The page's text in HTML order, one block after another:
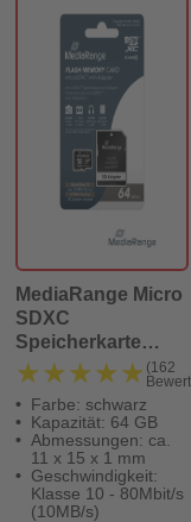
MediaRange Micro
SDXC
Speicherkarte
64GB Klasse 10
SD-Karten Adapter
★★★★★
★★★★★ (162
Farbe: schwarz
Kapazität: 64 GB
Abmessungen: ca.
11 x 15 x 1 mm
Geschwindigkeit:
Klasse 10 - 80Mbit/s
(10MB/s)